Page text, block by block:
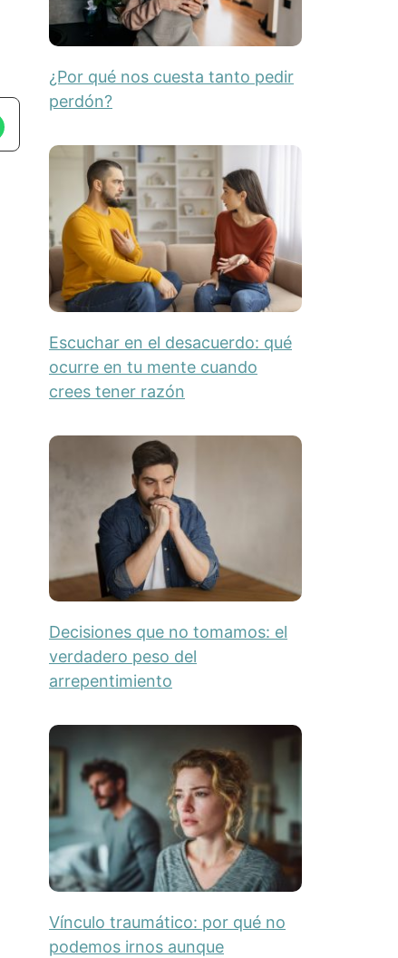
¿Por qué nos cuesta tanto pedir
perdón?
Escuchar en el desacuerdo: qué
ocurre en tu mente cuando
crees tener razón
Decisiones que no tomamos: el
verdadero peso del
arrepentimiento
Vínculo traumático: por qué no
podemos irnos aunque